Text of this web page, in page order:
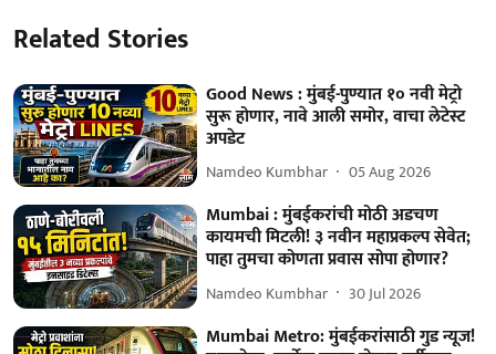
Related Stories
Good News : मुंबई-पुण्यात १० नवी मेट्रो
सुरू होणार, नावे आली समोर, वाचा लेटेस्ट
अपडेट
Namdeo Kumbhar 05 Aug 2026
Mumbai : मुंबईकरांची मोठी अडचण
कायमची मिटली! ३ नवीन महाप्रकल्प सेवेत;
पाहा तुमचा कोणता प्रवास सोपा होणार?
Namdeo Kumbhar 30 Jul 2026
Mumbai Metro: मुंबईकरांसाठी गुड न्यूज!